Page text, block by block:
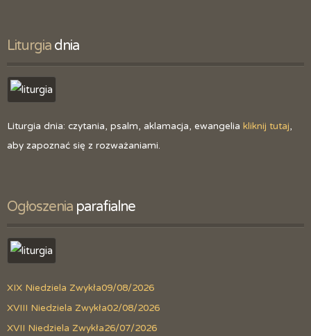
Liturgia dnia
Liturgia dnia: czytania, psalm, aklamacja, ewangelia kliknij tutaj,
aby zapoznać się z rozważaniami.
Ogłoszenia parafialne
XIX Niedziela Zwykła09/08/2026
XVIII Niedziela Zwykła02/08/2026
XVII Niedziela Zwykła26/07/2026